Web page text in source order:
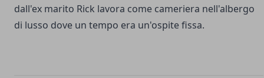
dall'ex marito Rick lavora come cameriera nell'albergo
di lusso dove un tempo era un'ospite fissa.